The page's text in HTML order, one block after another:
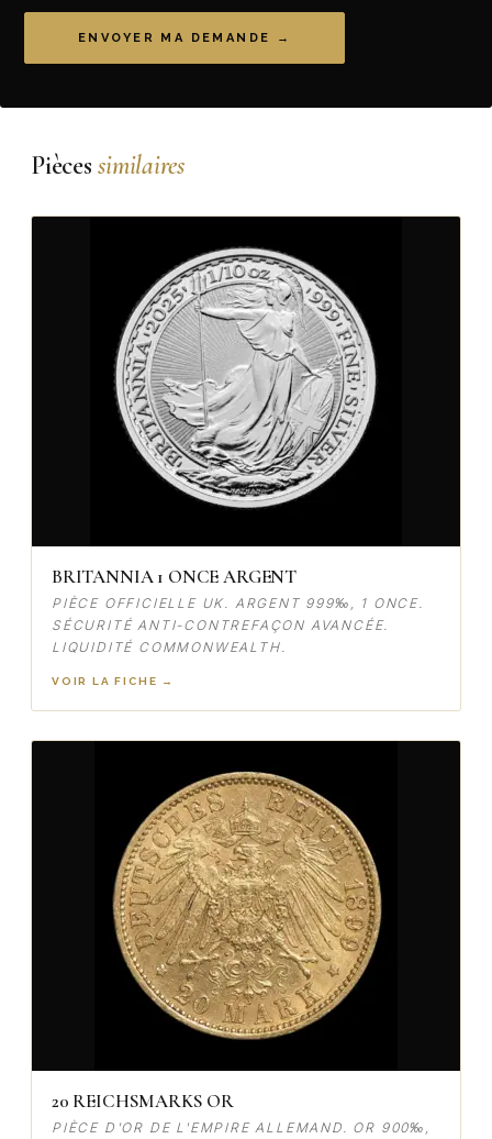
ENVOYER MA DEMANDE →
Piècessimilaires
BRITANNIA 1 ONCE ARGENT
PIÈCE OFFICIELLE UK. ARGENT 999‰, 1 ONCE.
SÉCURITÉ ANTI-CONTREFAÇON AVANCÉE.
LIQUIDITÉ COMMONWEALTH.
VOIR LA FICHE →
20 REICHSMARKS OR
PIÈCE D'OR DE L'EMPIRE ALLEMAND. OR 900‰,